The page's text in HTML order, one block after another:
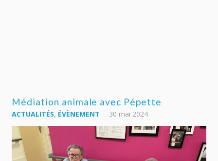
Médiation animale avec Pépette
ACTUALITÉS, ÉVÈNEMENT 30 mai 2024